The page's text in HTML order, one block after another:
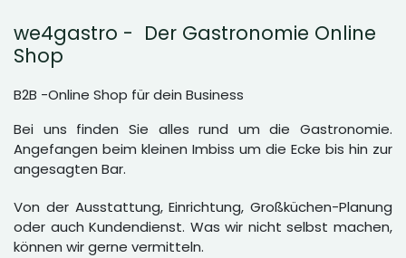
we4gastro - Der Gastronomie Online
Shop
B2B -Online Shop für dein Business
Bei uns finden Sie alles rund um die Gastronomie.
Angefangen beim kleinen Imbiss um die Ecke bis hin zur
angesagten Bar.
Von der Ausstattung, Einrichtung, Großküchen-Planung
oder auch Kundendienst. Was wir nicht selbst machen,
können wir gerne vermitteln.